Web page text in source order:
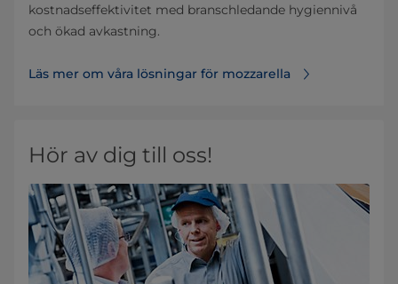
kostnadseffektivitet med branschledande hygiennivå
och ökad avkastning.
Läs mer om våra lösningar för mozzarella
Hör av dig till oss!